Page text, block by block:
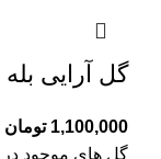
گل آرایی بله
1,100,000 تومان
گل های موجود در